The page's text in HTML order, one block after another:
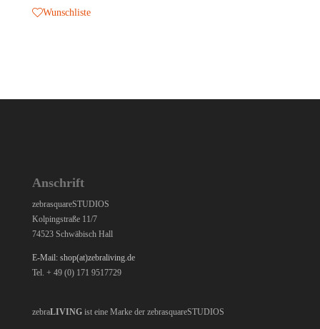
Wunschliste
Anschrift
zebrasquareSTUDIOS
Kolpingstraße 11/7
74523 Schwäbisch Hall
E-Mail: shop(at)zebraliving.de
Tel. + 49 (0) 171 9517729
zebraLIVINGist eine Marke der zebrasquareSTUDIOS